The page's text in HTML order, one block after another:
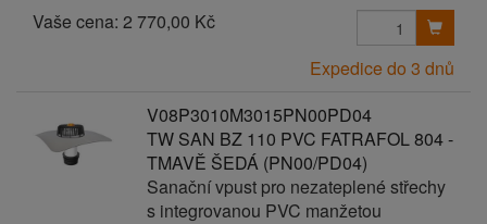
Vaše cena: 2 770,00 Kč
Expedice do 3 dnů
V08P3010M3015PN00PD04
TW SAN BZ 110 PVC FATRAFOL 804 -
TMAVĚ ŠEDÁ (PN00/PD04)
Sanační vpust pro nezateplené střechy
s integrovanou PVC manžetou